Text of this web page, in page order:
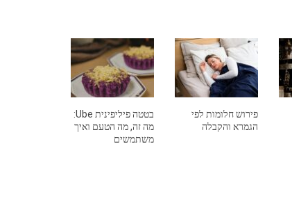
בטטה פיליפינית Ube:
מה זה, מה הטעם ואיך
משתמשים
פירוש חלומות לפי
הגמרא והקבלה